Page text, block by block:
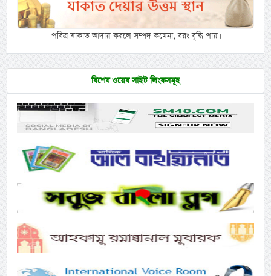
পবিত্র যাকাত আদায় করলে সম্পদ কমেনা, বরং বৃদ্ধি পায়।
বিশেষ ওয়েব সাইট লিংকসমূহ